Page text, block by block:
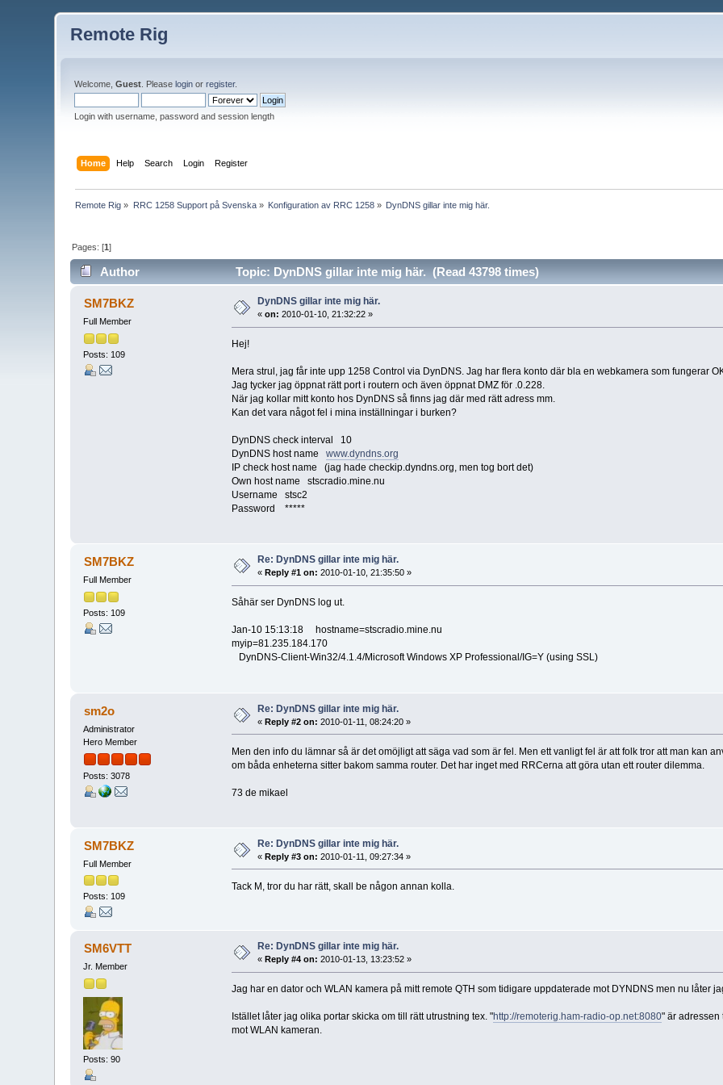
Remote Rig
Welcome,Guest . Pleaselogin orregister.
Login with username, password and session length
Home Help Search Login Register
Remote Rig » RRC 1258 Support på Svenska» Konfiguration av RRC 1258 » DynDNS gillar inte mig här.
Pages: [1]
Author Topic: DynDNS gillar inte mig här. (Read 43798 times)
SM7BKZ
Full Member
Posts: 109
DynDNS gillar inte mig här.
«on: 2010-01-10, 21:32:22 »
Hej!
Mera strul, jag får inte upp 1258 Control via DynDNS. Jag har flera konto där bla en webkamera som fungerar
Jag tycker jag öppnat rätt port i routern och även öppnat DMZ för .0.228.
När jag kollar mitt konto hos DynDNS så finns jag där med rätt adress mm.
Kan det vara något fel i mina inställningar i burken?
DynDNS check interval 10
DynDNS host name www.dyndns.org
IP check host name (jag hade checkip.dyndns.org, men tog bort det)
Own host name stscradio.mine.nu
Username stsc2
Password *****
SM7BKZ
Full Member
Posts: 109
Re: DynDNS gillar inte mig här.
« Reply #1 on: 2010-01-10, 21:35:50 »
Såhär ser DynDNS log ut.
Jan-10 15:13:18 hostname=stscradio.mine.nu
myip=81.235.184.170
DynDNS-Client-Win32/4.1.4/Microsoft Windows XP Professional/IG=Y (using SSL)
sm2o
Administrator
Hero Member
Posts: 3078
Re: DynDNS gillar inte mig här.
«Reply #2 on: 2010-01-11, 08:24:20 »
Men den info du lämnar så är det omöjligt att säga vad som är fel. Men ett vanligt fel är att folk tror att man kan
om båda enheterna sitter bakom samma router. Det har inget med RRCerna att göra utan ett router dilemma.
73 de mikael
SM7BKZ
Full Member
Posts: 109
Re: DynDNS gillar inte mig här.
«Reply #3 on: 2010-01-11, 09:27:34 »
Tack M, tror du har rätt, skall be någon annan kolla.
SM6VTT
Jr. Member
Posts: 90
Re: DynDNS gillar inte mig här.
« Reply #4 on: 2010-01-13, 13:23:52 »
Jag har en dator och WLAN kamera på mitt remote QTH som tidigare uppdaterade mot DYNDNS men nu låter
Istället låter jag olika portar skicka om till rätt utrustning tex. "http://remoterig.ham-radio-op.net:8080" är adressen
mot WLAN kameran.